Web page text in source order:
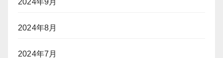
2024年8月
2024年7月